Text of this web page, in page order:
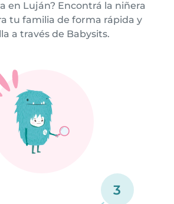
en Luján? Encontrá la niñera
tu familia de forma rápida y
a través de Babysits.
3